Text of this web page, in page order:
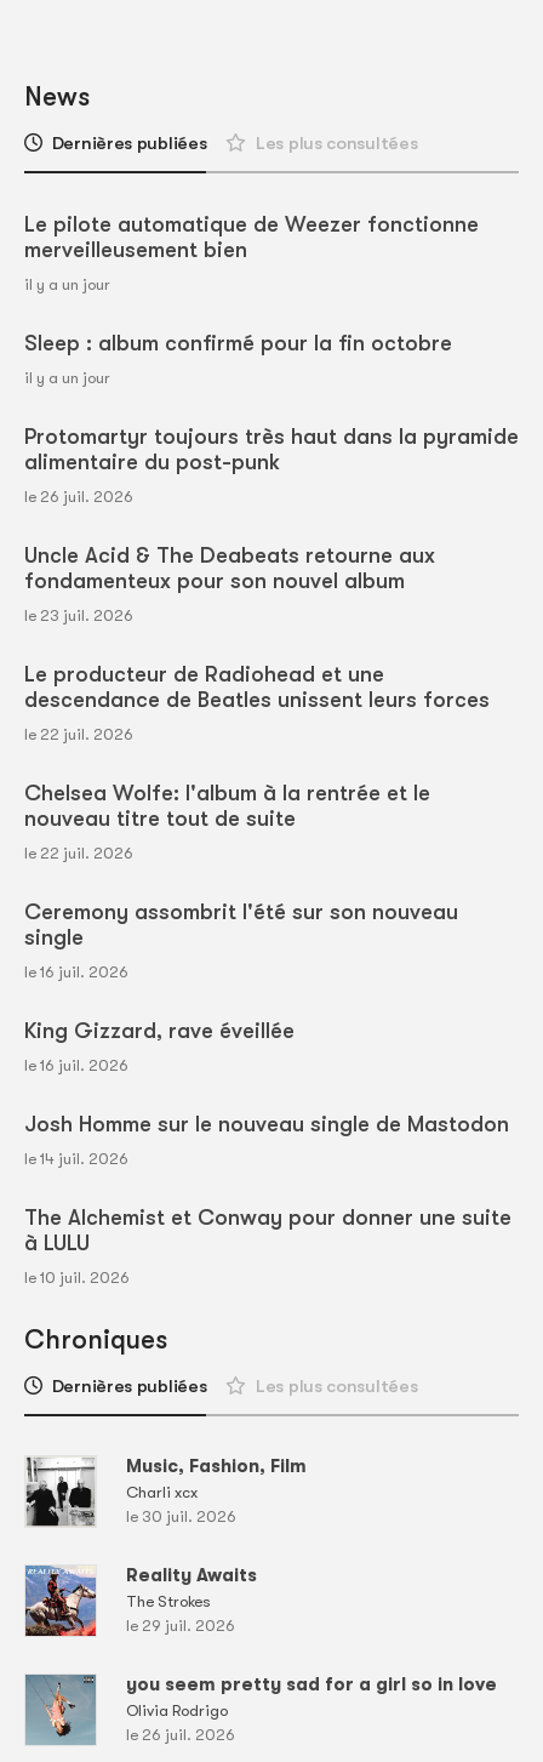
News
Dernières publiées Les plus consultées
Le pilote automatique de Weezer fonctionne
merveilleusement bien
il y a un jour
Sleep : album confirmé pour la fin octobre
il y a un jour
Protomartyr toujours très haut dans la pyramide
alimentaire du post-punk
le 26 juil. 2026
Uncle Acid & The Deabeats retourne aux
fondamenteux pour son nouvel album
le 23 juil. 2026
Le producteur de Radiohead et une
descendance de Beatles unissent leurs forces
le 22 juil. 2026
Chelsea Wolfe: l'album à la rentrée et le
nouveau titre tout de suite
le 22 juil. 2026
Ceremony assombrit l'été sur son nouveau
single
le 16 juil. 2026
King Gizzard, rave éveillée
le 16 juil. 2026
Josh Homme sur le nouveau single de Mastodon
le 14 juil. 2026
The Alchemist et Conway pour donner une suite
à LULU
le 10 juil. 2026
Chroniques
Dernières publiées Les plus consultées
Music, Fashion, Film
Charli xcx
le 30 juil. 2026
Reality Awaits
The Strokes
le 29 juil. 2026
you seem pretty sad for a girl so in love
Olivia Rodrigo
le 26 juil. 2026